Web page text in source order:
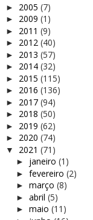
► 2005 (7)
► 2009 (1)
► 2011 (9)
► 2012 (40)
► 2013 (57)
► 2014 (32)
► 2015 (115)
► 2016 (136)
► 2017 (94)
► 2018 (50)
► 2019 (62)
► 2020 (74)
▼ 2021 (71)
► janeiro (1)
► fevereiro (2)
► março (8)
► abril (5)
► maio (11)